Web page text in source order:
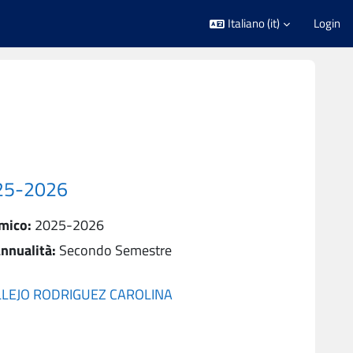
Italiano ‎(it)‎ Login
2026
: 2025-2026
: Secondo Semestre
RODRIGUEZ CAROLINA